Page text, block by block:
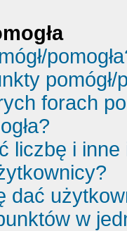
pomógł/
forach
liczbę i
w